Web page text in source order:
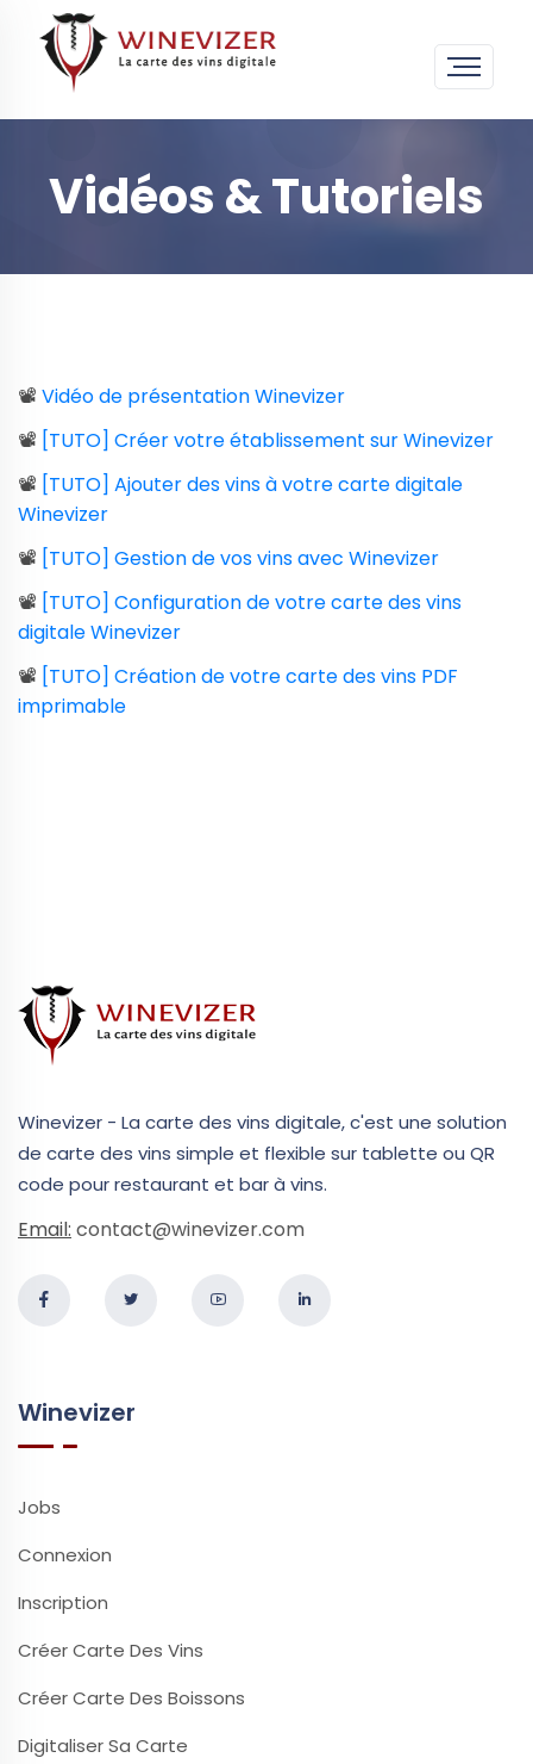
Vidéos & Tutoriels
📽️ Vidéo de présentation Winevizer
📽️ [TUTO] Créer votre établissement sur Winevizer
📽️ [TUTO] Ajouter des vins à votre carte digitale
Winevizer
📽️ [TUTO] Gestion de vos vins avec Winevizer
📽️ [TUTO] Configuration de votre carte des vins
digitale Winevizer
📽️ [TUTO] Création de votre carte des vins PDF
imprimable
Winevizer - La carte des vins digitale, c'est une solution
de carte des vins simple et flexible sur tablette ou QR
code pour restaurant et bar à vins.
Email: contact@winevizer.com
Winevizer
Jobs
Connexion
Inscription
Créer Carte Des Vins
Créer Carte Des Boissons
Digitaliser Sa Carte